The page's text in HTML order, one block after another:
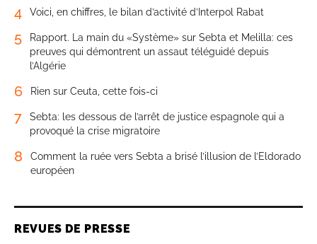
4 Voici, en chiffres, le bilan d’activité d’Interpol Rabat
5
Rapport. La main du «Système» sur Sebta et Melilla: ces
preuves qui démontrent un assaut téléguidé depuis
l’Algérie
6 Rien sur Ceuta, cette fois-ci
7
Sebta: les dessous de l’arrêt de justice espagnole qui a
provoqué la crise migratoire
8
Comment la ruée vers Sebta a brisé l’illusion de l’Eldorado
européen
REVUES DE PRESSE